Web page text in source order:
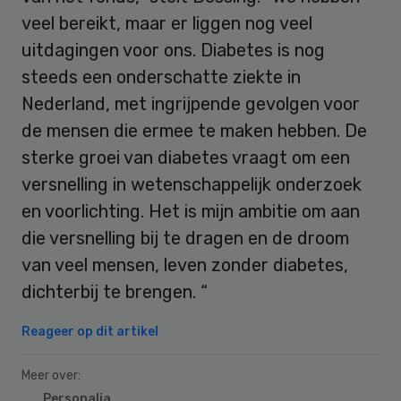
veel bereikt, maar er liggen nog veel
uitdagingen voor ons. Diabetes is nog
steeds een onderschatte ziekte in
Nederland, met ingrijpende gevolgen voor
de mensen die ermee te maken hebben. De
sterke groei van diabetes vraagt om een
versnelling in wetenschappelijk onderzoek
en voorlichting. Het is mijn ambitie om aan
die versnelling bij te dragen en de droom
van veel mensen, leven zonder diabetes,
dichterbij te brengen. “
Reageer op dit artikel
Meer over: